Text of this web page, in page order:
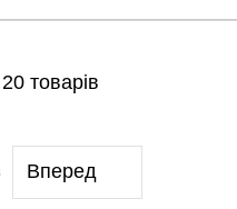
товарів
Вперед